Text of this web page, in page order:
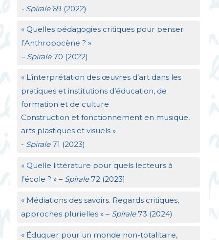
- Spirale69 (2022)
« Quelles pédagogies critiques pour penser
l’Anthropocène ? »
– Spirale70 (2022)
« L’interprétation des œuvres d’art dans les
pratiques et institutions d’éducation, de
formation et de culture
Construction et fonctionnement en musique,
arts plastiques et visuels »
- Spirale71 (2023)
« Quelle littérature pour quels lecteurs à
l’école ? » – Spirale72 (2023]
« Médiations des savoirs. Regards critiques,
approches plurielles » – Spirale73 (2024)
« Éduquer pour un monde non-totalitaire,